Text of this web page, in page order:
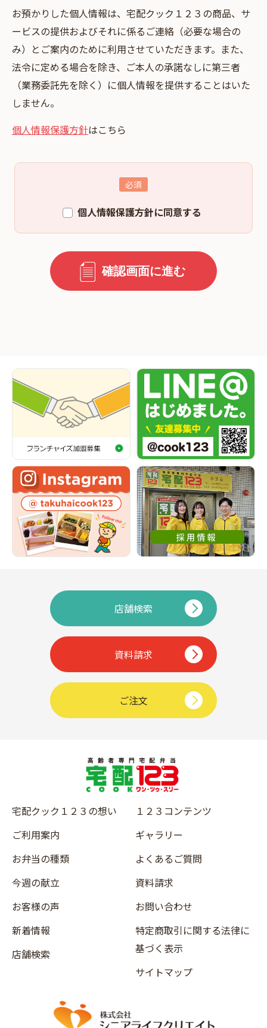
お預かりした個⼈情報は、宅配クック１２３の商品、サ
ービスの提供およびそれに係るご連絡（必要な場合の
み）とご案内のために利⽤させていただきます。また、
法令に定める場合を除き、ご本⼈の承諾なしに第三者
（業務委託先を除く）に個⼈情報を提供することはいた
しません。
個人情報保護方針はこちら
個人情報保護方針に同意する
確認画面に進む
店舗検索
資料請求
ご注文
宅配クック１２３の想い
ご利用案内
お弁当の種類
今週の献立
お客様の声
新着情報
店舗検索
１２３コンテンツ
ギャラリー
よくあるご質問
資料請求
お問い合わせ
特定商取引に関する法律に
基づく表示
サイトマップ